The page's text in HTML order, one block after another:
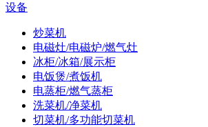
设备
炒菜机
电磁灶/电磁炉/燃气灶
冰柜/冰箱/展示柜
电饭煲/煮饭机
电蒸柜/燃气蒸柜
洗菜机/净菜机
切菜机/多功能切菜机